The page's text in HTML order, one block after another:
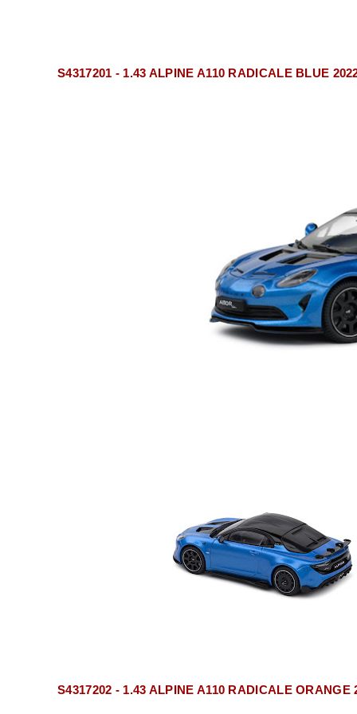
S4317201 - 1.43 ALPINE A110 RADICALE BLUE
S4317202 - 1.43 ALPINE A110 RADICALE ORANGE